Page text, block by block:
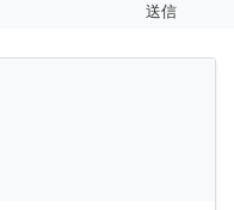
送信